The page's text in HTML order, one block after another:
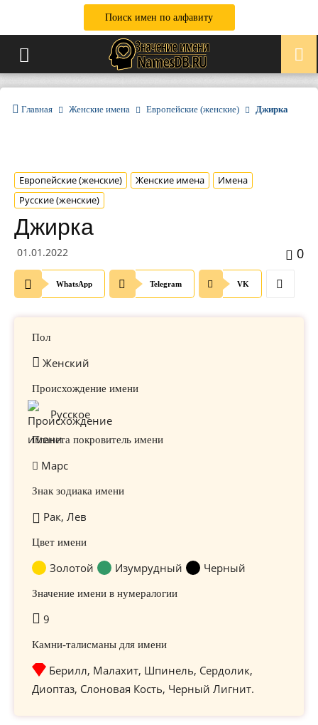
Поиск имен по алфавиту
Главная Женские имена Европейские (женские) Джирка
Европейские (женские) Женские имена
Имена
Русские (женские)
Джирка
01.01.2022 0
WhatsApp Telegram VK
Пол
Женский
Происхождение имени
Русское
Планета покровитель имени
Марс
Знак зодиака имени
Рак, Лев
Цвет имени
Золотой Изумрудный Черный
Значение имени в нумералогии
9
Камни-талисманы для имени
Берилл, Малахит, Шпинель, Сердолик,
Диоптаз, Слоновая Кость, Черный Лигнит.